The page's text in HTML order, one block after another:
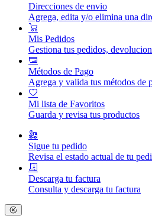
Direcciones de envio
Agrega, edita y/o elimina una
Mis Pedidos
Gestiona tus pedidos,
Métodos de Pago
Agrega y valida tus métodos de
Mi lista de Favoritos
Guarda y revisa tus productos
Sigue tu pedido
Revisa el estado actual de tu
Descarga tu factura
Consulta y descarga tu factura